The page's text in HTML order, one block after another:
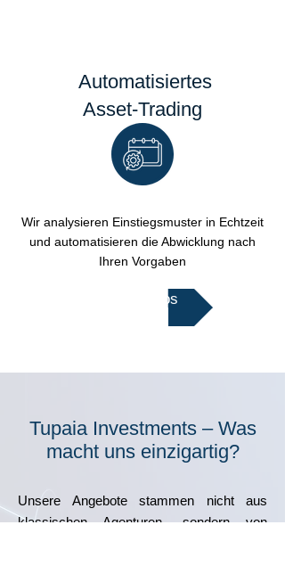
Automatisiertes
Asset-Trading
Wir analysieren Einstiegsmuster in Echtzeit
und automatisieren die Abwicklung nach
Ihren Vorgaben
Mehr Infos
Tupaia Investments – Was
macht uns einzigartig?
Unsere Angebote stammen nicht aus
klassischen Agenturen, sondern von